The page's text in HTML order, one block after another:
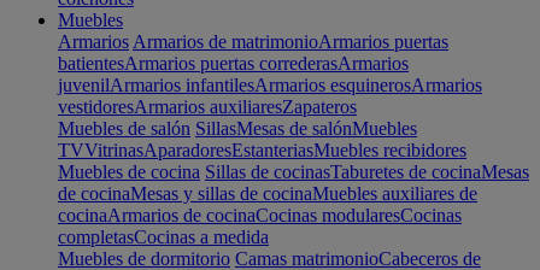
Muebles
Armarios Armarios de matrimonioArmarios puertas
batientesArmarios puertas correderasArmarios
juvenilArmarios infantilesArmarios esquinerosArmarios
vestidoresArmarios auxiliaresZapateros
Muebles de salón SillasMesas de salónMuebles
TVVitrinasAparadoresEstanteriasMuebles recibidores
Muebles de cocina Sillas de cocinasTaburetes de cocinaMesas
de cocinaMesas y sillas de cocinaMuebles auxiliares de
cocinaArmarios de cocinaCocinas modularesCocinas
completasCocinas a medida
Muebles de dormitorio Camas matrimonioCabeceros de